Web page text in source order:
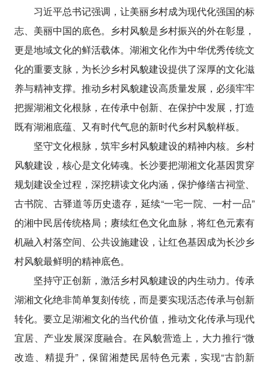
习近平总书记强调，让美丽乡村成为现代化强国的标
志、美丽中国的底色。乡村风貌是乡村振兴的外在彰显，
更是地域文化的鲜活载体。湖湘文化作为中华优秀传统文
化的重要支脉，为长沙乡村风貌建设提供了深厚的文化滋
养与精神支撑。推动乡村风貌建设高质量发展，必须牢牢
把握湖湘文化根脉，在传承中创新、在保护中发展，打造
既有湖湘底蕴、又有时代气息的新时代乡村风貌样板。
坚守文化根脉，筑牢乡村风貌建设的精神内核。乡村
风貌建设，核心是文化铸魂。长沙要把湖湘文化基因贯穿
规划建设全过程，深挖耕读文化内涵，保护修缮古祠堂、
古书院、古驿道等历史遗存，延续“一宅一院、一村一品”
的湘中民居传统格局；赓续红色文化血脉，将红色元素有
机融入村落空间、公共设施建设，让红色基因成为长沙乡
村风貌最鲜明的精神底色。
坚持守正创新，激活乡村风貌建设的内生动力。传承
湖湘文化绝非简单复刻传统，而是要实现活态传承与创新
转化。要立足湖湘文化的当代价值，推动文化传承与现代
宜居、产业发展深度融合。在风貌营造上，大力推行“微
改造、精提升”，保留湘楚民居特色元素，实现“古韵新